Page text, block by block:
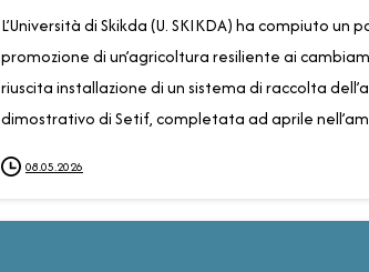
L’Università di Skikda (U. SKIKDA) ha compiuto un
promozione di un’agricoltura resiliente ai
riuscita installazione di un sistema di raccolta
dimostrativo di Setif, completata ad aprile
08.05.2026